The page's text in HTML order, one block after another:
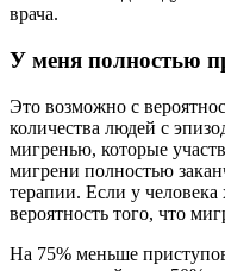
врача.
У меня полностью
Это возможно с
количества людей с
мигренью, которые
мигрени полностью
терапии. Если у
вероятность того, что
На 75% меньше